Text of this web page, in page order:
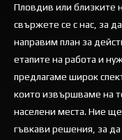
Пловдив или близките
свържете се с нас, за
направим план за
етапите на работа и
предлагаме широк
които извършваме на
населени места. Ние
гъвкави решения, за